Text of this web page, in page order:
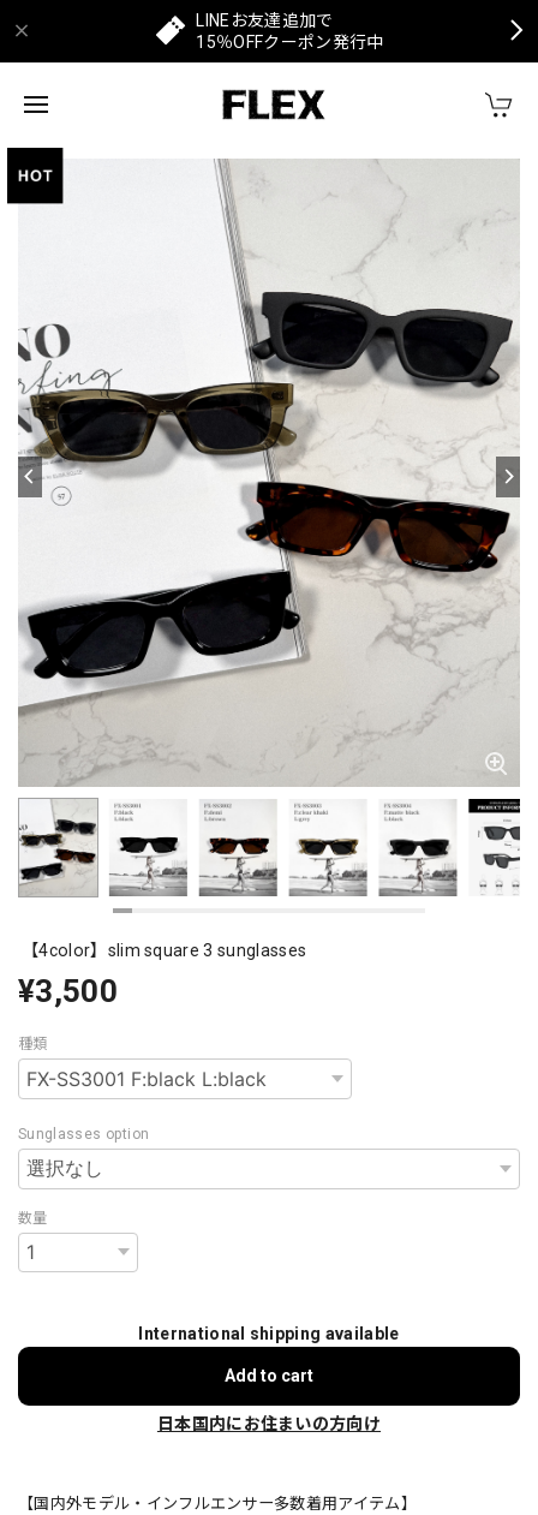
LINEお友達追加で
15％OFFクーポン発行中
【4color】slim square 3 sunglasses
¥3,500
種類
Sunglasses option
数量
International shipping available
Add to cart
日本国内にお住まいの方向け
【国内外モデル・インフルエンサー多数着用アイテム】